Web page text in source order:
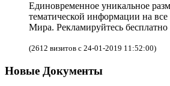
Единовременное уникальное
тематической информации на
Мира. Рекламируйтесь
(2612 визитов с 24-01-2019 11:52:00)
Новые Документы